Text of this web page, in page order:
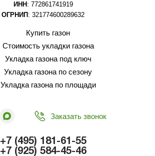
ИНН : 772861741919
ОГРНИП : 321774600289632
Купить газон
Стоимость укладки газона
Укладка газона под ключ
Укладка газона по сезону
Укладка газона по площади
Заказать звонок
+7 (495) 181-61-55
+7 (925) 584-45-46